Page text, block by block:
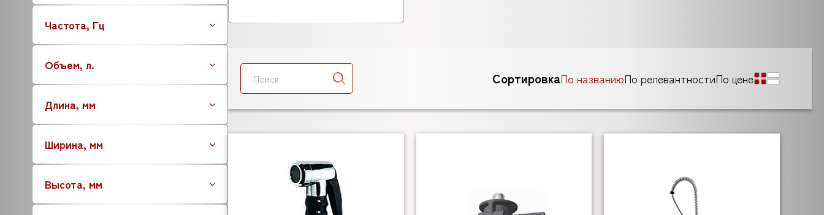
Частота, Гц
Объем, л.
Длина, мм
Ширина, мм
Высота, мм
СортировкаПо названиюПо релевантностиПо цене